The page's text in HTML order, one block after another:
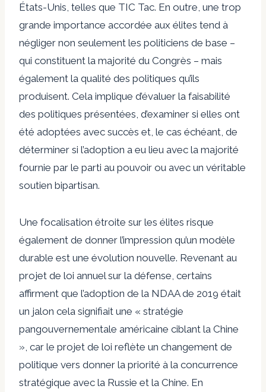
États-Unis, telles que TIC Tac. En outre, une trop
grande importance accordée aux élites tend à
négliger non seulement les politiciens de base –
qui constituent la majorité du Congrès – mais
également la qualité des politiques qu’ils
produisent. Cela implique d’évaluer la faisabilité
des politiques présentées, d’examiner si elles ont
été adoptées avec succès et, le cas échéant, de
déterminer si l’adoption a eu lieu avec la majorité
fournie par le parti au pouvoir ou avec un véritable
soutien bipartisan.
Une focalisation étroite sur les élites risque
également de donner l’impression qu’un modèle
durable est une évolution nouvelle. Revenant au
projet de loi annuel sur la défense, certains
affirment que l’adoption de la NDAA de 2019 était
un jalon cela signifiait une « stratégie
pangouvernementale américaine ciblant la Chine
», car le projet de loi reflète un changement de
politique vers donner la priorité à la concurrence
stratégique avec la Russie et la Chine. En